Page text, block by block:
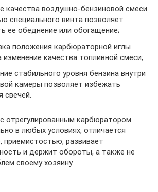
качества воздушно-бензиновой смеси
специального винта позволяет
ее обеднение или обогащение;
положения карбюраторной иглы
изменение качества топливной смеси;
стабильного уровня бензина внутри
камеры позволяет избежать
свечей.
отрегулированным карбюратором
в любых условиях, отличается
развивает
и держит обороты, а также не
своему хозяину.